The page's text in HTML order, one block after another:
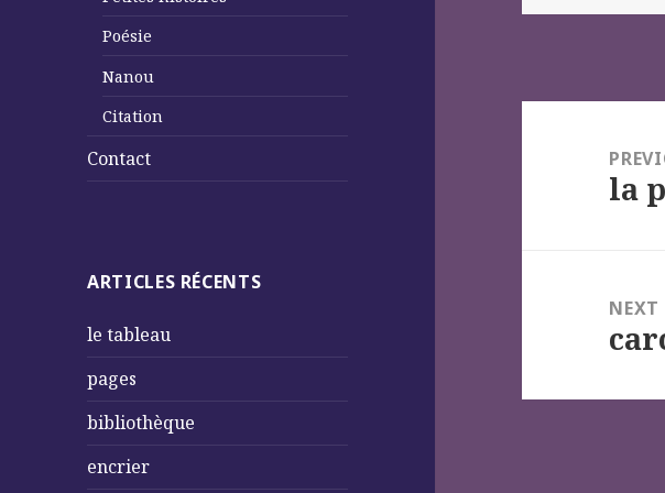
Poésie
Nanou
Citation
Contact
ARTICLES RÉCENTS
le tableau
pages
bibliothèque
encrier
l’articlela
NEXT
Next